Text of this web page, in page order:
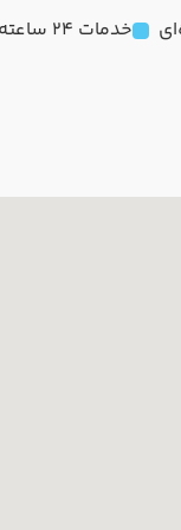
خدمات 24 ساعته در اتاق